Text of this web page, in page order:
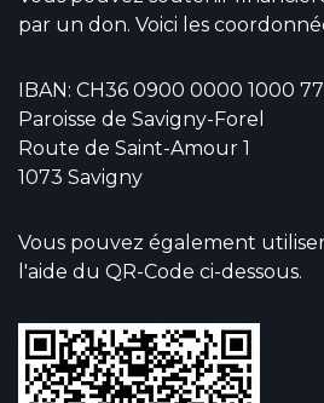
par un don. Voici les
IBAN: CH36 0900 0000 1000
Paroisse de Savigny-Forel
Route de Saint-Amour 1
1073 Savigny
Vous pouvez également
l'aide du QR-Code ci-dessous.